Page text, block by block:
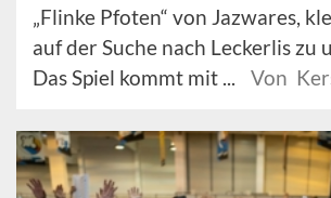
„Flinke Pfoten“ von Jazwares,
auf der Suche nach Leckerlis zu
Das Spiel kommt mit ...
Von